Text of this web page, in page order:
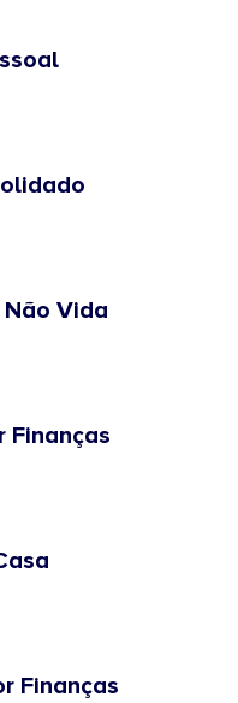
Vida
Finanças
Finanças